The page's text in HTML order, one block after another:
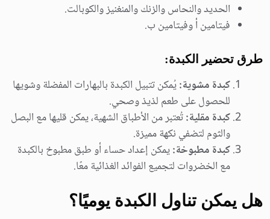
الحديد والنحاس والزنك والمنغنيز والكوبالت.
فيتامين أ وفيتامين ب.
طرق تحضير الكبدة:
كبدة مشوية:يُمكن تتبيل الكبدة بالبهارات المفضلة وشويها
للحصول على طعم لذيذ وصحي.
كبدة مقلية:تُعتبر من الأطباق الشهية، يمكن قليها مع البصل
والثوم لتضفي نكهة مميزة.
كبدة مطبوخة:يمكن إعداد حساء أو طبق مطبوخ بالكبدة
مع الخضروات لتجميع الفوائد الغذائية معًا.
هل يمكن تناول الكبدة يوميًا؟